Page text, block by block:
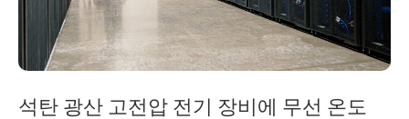
석탄 광산 고전압 전기 장비에 무선 온도